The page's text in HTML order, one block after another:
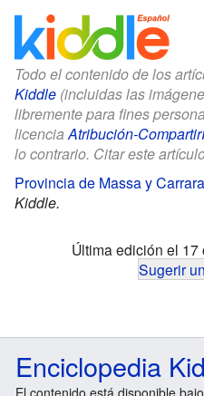
Todo el contenido de los
Kiddle (incluidas las
libremente para fines
licenciaAtribución-
lo contrario. Citar este
Provincia de Massa y
Kiddle.
Última edición el 17
Sugerir
Enciclopedia